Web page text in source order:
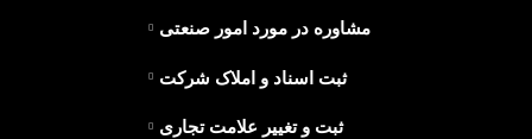
مشاوره در مورد امور صنعتی
ثبت اسناد و املاک شرکت
ثبت و تغییر علامت تجاری